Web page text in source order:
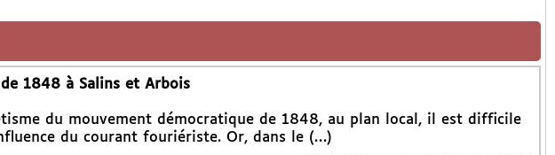
1848 à Salins et Arbois
du mouvement démocratique de 1848, au plan local, il est difficile
du courant fouriériste. Or, dans le (…)